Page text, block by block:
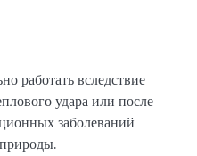
работать вследствие
удара или после
заболеваний